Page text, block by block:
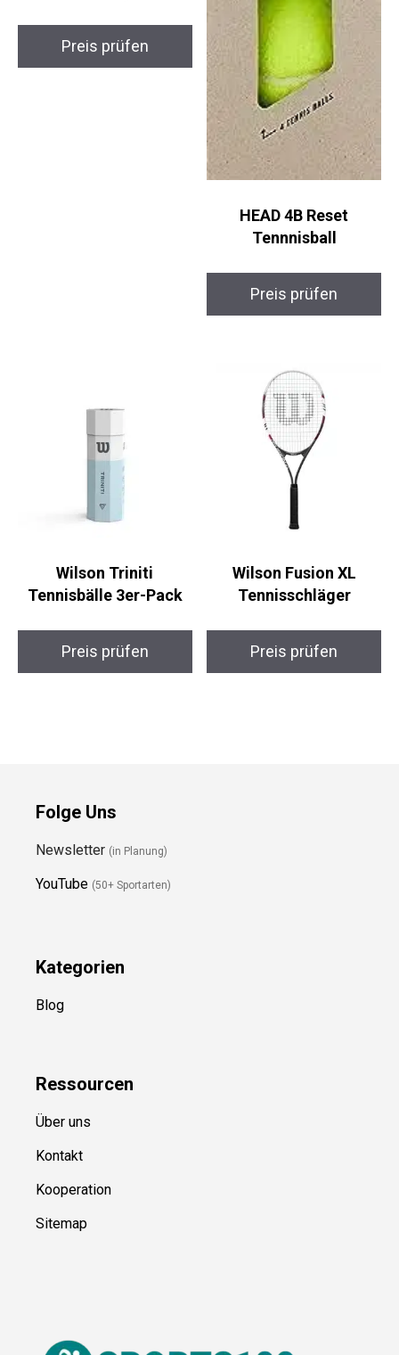
Preis prüfen
HEAD 4B Reset
Tennnisball
Preis prüfen
Wilson Triniti
Tennisbälle 3er-Pack
Preis prüfen
Wilson Fusion XL
Tennisschläger
Preis prüfen
Folge Uns
Newsletter (in Planung)
YouTube (50+ Sportarten)
Kategorien
Blog
Ressourcen
Über uns
Kontakt
Kooperation
Sitemap